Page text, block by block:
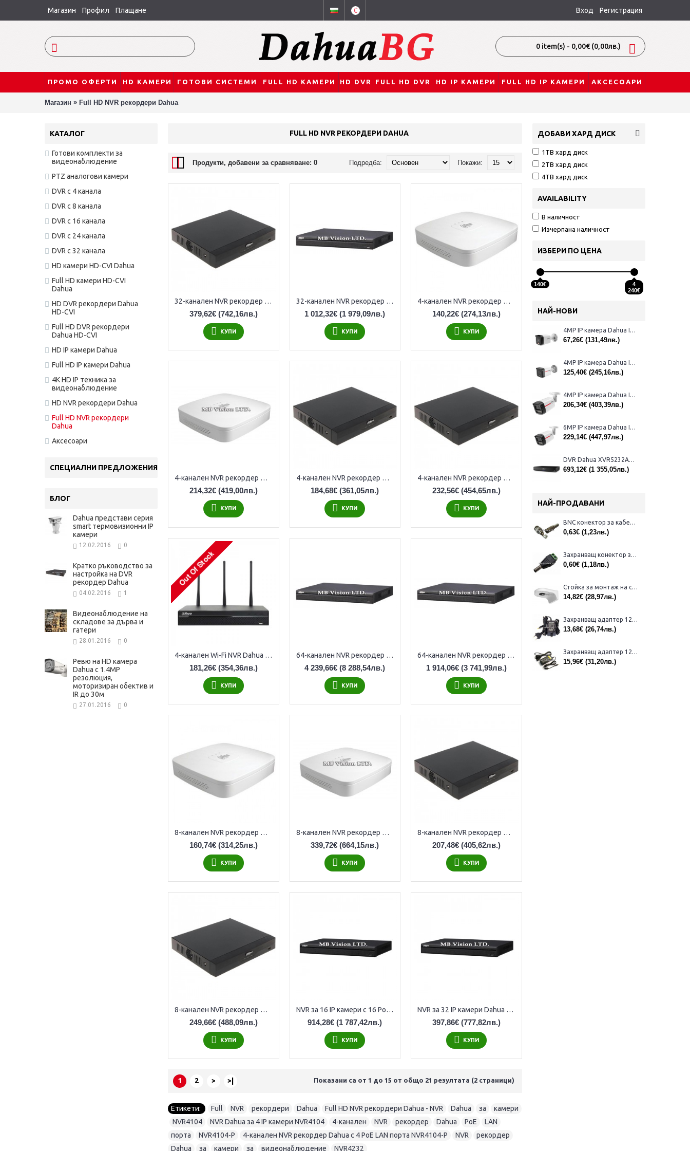
Магазин Профил Плащане € Вход Регистрация
0 item(s) - 0,00€(0,00лв.)
ПРОМО ОФЕРТИ HD КАМЕРИ ГОТОВИ СИСТЕМИ FULL HD КАМЕРИ HD DVR FULL HD DVR HD IP КАМЕРИ FULL HD IP КАМЕРИ АКСЕСОАРИ
Магазин » Full HD NVR рекордери Dahua
КАТАЛОГ
Готови комплекти за
видеонаблюдение
PTZ аналогови камери
DVR с 4 канала
DVR с 8 канала
DVR с 16 канала
DVR с 24 канала
DVR с 32 канала
HD камери HD-CVI Dahua
Full HD камери HD-CVI
Dahua
HD DVR рекордери Dahua
HD-CVI
Full HD DVR рекордери
Dahua HD-CVI
HD IP камери Dahua
Full HD IP камери Dahua
4K HD IP техника за
видеонаблюдение
HD NVR рекордери Dahua
Full HD NVR рекордери
Dahua
Аксесоари
СПЕЦИАЛНИ ПРЕДЛОЖЕНИЯ
БЛОГ
Dahua представи серия
smart термовизионни IP
камери
12.02.2016 0
Кратко ръководство за
настройка на DVR
рекордер Dahua
04.02.2016 1
Видеонаблюдение на
складове за дърва и
гатери
28.01.2016 0
Ревю на HD камера
Dahua с 1.4MP
резолюция,
моторизиран обектив и
IR до 30м
27.01.2016 0
ДОБАВИ ХАРД ДИСК
1TB хард диск
2TB хард диск
4TB хард диск
AVAILABILITY
В наличност
Изчерпана наличност
ИЗБЕРИ ПО ЦЕНА
140€
4
240€
НАЙ-НОВИ
4MP IP камера Dahua IPC-B1E40-A-0280B, 2.8mm, IR 30m
67,26€ (131,49лв.)
4MP IP камера Dahua IPC-HFW1439TL1-A-IL-0280B, 2.8mm, IR 30m
125,40€ (245,16лв.)
4MP IP камера Dahua IPC-HFW2449TL-S-LED-0280B-PRO, 2,8mm, IR 50m
206,34€ (403,39лв.)
6MP IP камера Dahua IPC-HFW2649TL-S-LED-0280B-PRO, 2.8mm, IR 50m
229,14€ (447,97лв.)
DVR Dahua XVR5232AN-I3/Т за 32 камери
693,12€ (1 355,05лв.)
НАЙ-ПРОДАВАНИ
BNC конектор за кабел RG59
0,63€ (1,23лв.)
Захранващ конектор за камера - мъжки
0,60€ (1,18лв.)
Стойка за монтаж на стена на куполни камери Dahua PFB203W
14,82€ (28,97лв.)
Захранващ адаптер 12V, 2A за камери за видеонаблюдение
13,68€ (26,74лв.)
Захранващ адаптер 12V, 3A за камери за видеонаблюдение
15,96€ (31,20лв.)
FULL HD NVR РЕКОРДЕРИ DAHUA
Продукти, добавени за сравняване: 0 Покажи:
Подредба:
32-канален NVR рекордер Dahua NVR4232-4KS3
379,62€(742,16лв.)
КУПИ
32-канален NVR рекордер Dahua NVR5432-EI2, 4K резолюция
1 012,32€ (1 979,09лв.)
КУПИ
4-канален NVR рекордер Dahua NVR2104-4KS3
140,22€ (274,13лв.)
КУПИ
4-канален NVR рекордер Dahua NVR2104-P-4KS3 с 4 PoE LAN
214,32€(419,00лв.)
КУПИ
4-канален NVR рекордер Dahua NVR4104HS-4KS3
184,68€ (361,05лв.)
КУПИ
4-канален NVR рекордер Dahua NVR4104HS-EI
232,56€ (454,65лв.)
КУПИ
4-канален Wi-Fi NVR Dahua NVR4104HS-W-S2
181,26€(354,36лв.)
КУПИ
64-канален NVR рекордер Dahua NVR608H-64-XI, 4K резолюция
4 239,66€ (8 288,54лв.)
КУПИ
64-канален NVR рекордер Dahua NVR5864-EI2, 4K резолюция
1 914,06€ (3 741,99лв.)
КУПИ
8-канален NVR рекордер Dahua NVR2108-4KS3
160,74€(314,25лв.)
КУПИ
8-канален NVR рекордер Dahua NVR4108-8P-4K-S3 с 8 PoE LAN порта
339,72€ (664,15лв.)
КУПИ
8-канален NVR рекордер Dahua NVR4108HS-4KS3
207,48€ (405,62лв.)
КУПИ
8-канален NVR рекордер Dahua NVR4108HS-EI
249,66€(488,09лв.)
КУПИ
NVR за 16 IP камери с 16 PoE Dahua NVR5216-16P-EI2
914,28€ (1 787,42лв.)
КУПИ
NVR за 32 IP камери Dahua NVR4232-EI
397,86€ (777,82лв.)
КУПИ
1 2 > >| Показани са от 1 до 15 от общо 21 резултата (2 страници)
Етикети: Full NVR рекордери Dahua Full HD NVR рекордери Dahua - NVR Dahua за
камери
NVR4104 NVR Dahua за 4 IP камери NVR4104 4-канален NVR рекордер Dahua PoE LAN
порта
NVR4104-P 4-канален NVR рекордер Dahua с 4 PoE LAN порта NVR4104-P NVR рекордер
Dahua
за камери за видеонаблюдение NVR4232